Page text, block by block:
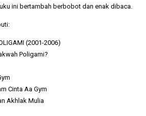
ini bertambah berbobot dan enak dibaca.
(2001-2006)
Poligami?
Cinta Aa Gym
Akhlak Mulia